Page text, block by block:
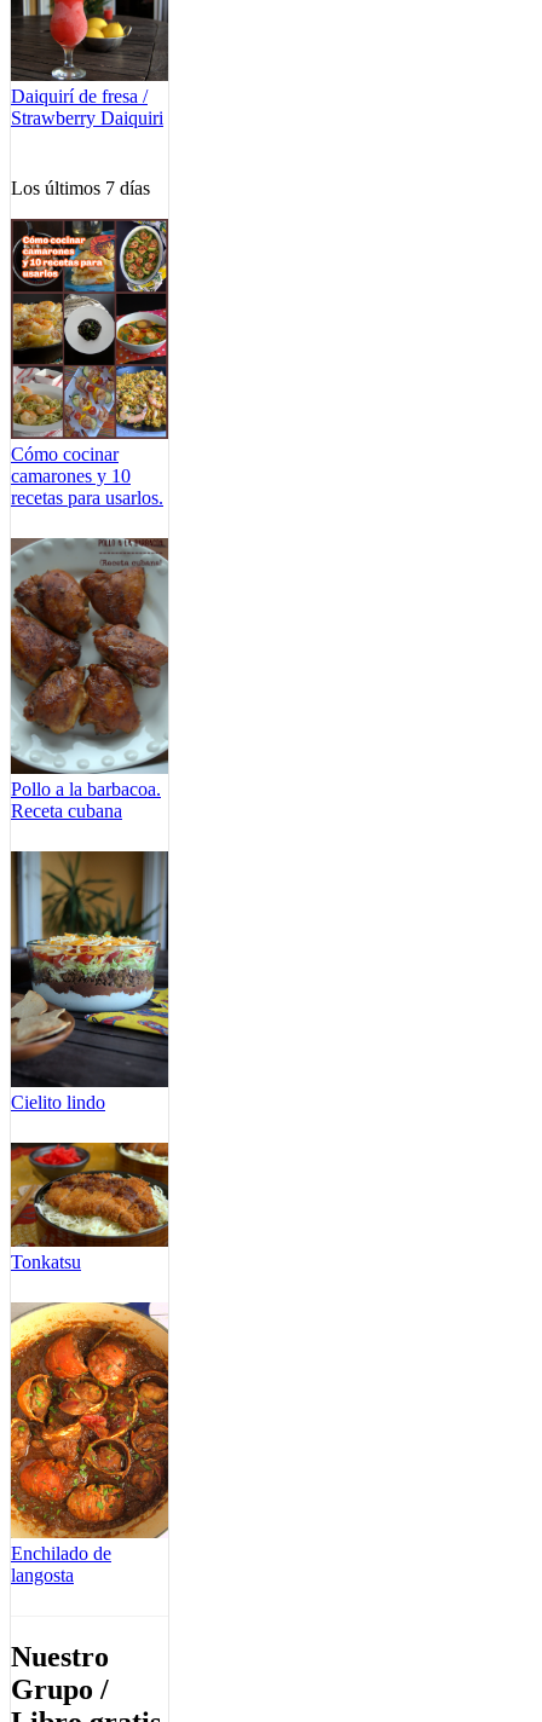
Daiquirí de fresa /
Strawberry Daiquiri
Los últimos 7 días
Cómo cocinar
camarones y 10
recetas para usarlos.
Pollo a la barbacoa.
Receta cubana
Cielito lindo
Tonkatsu
Enchilado de
langosta
Nuestro
Grupo /